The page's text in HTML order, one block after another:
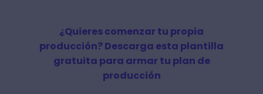
¿Quieres comenzar tu propia
producción? Descarga esta plantilla
gratuita para armar tu plan de
producción